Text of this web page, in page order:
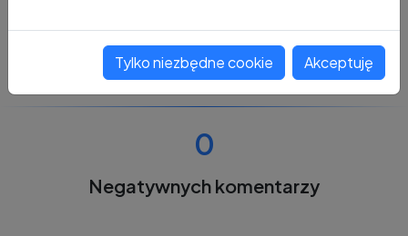
0
Negatywnych komentarzy
Tylko niezbędne cookie Akceptuję